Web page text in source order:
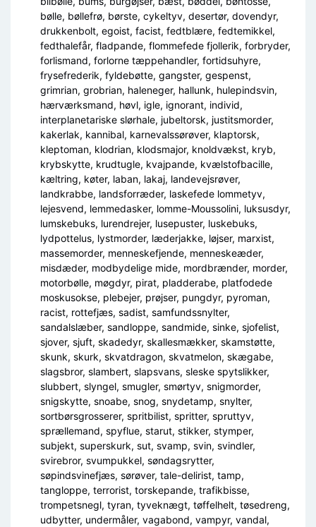
bølle, bøllefrø, børste, cykeltyv, desertør, dovendyr,
drukkenbolt, egoist, facist, fedtblære, fedtemikkel,
fedthalefår, fladpande, flommefede fjollerik, forbryder,
forlismand, forlorne tæppehandler, fortidsuhyre,
frysefrederik, fyldebøtte, gangster, gespenst,
grimrian, grobrian, haleneger, hallunk, hulepindsvin,
hærværksmand, høvl, igle, ignorant, individ,
interplanetariske slørhale, jubeltorsk, justitsmorder,
kakerlak, kannibal, karnevalssørøver, klaptorsk,
kleptoman, klodrian, klodsmajor, knoldvækst, kryb,
krybskytte, krudtugle, kvajpande, kvælstofbacille,
kæltring, køter, laban, lakaj, landevejsrøver,
landkrabbe, landsforræder, laskefede lommetyv,
lejesvend, lemmedasker, lomme-Moussolini, luksusdyr,
lumskebuks, lurendrejer, lusepuster, luskebuks,
lydpottelus, lystmorder, læderjakke, løjser, marxist,
massemorder, menneskefjende, menneskeæder,
misdæder, modbydelige mide, mordbrænder, morder,
motorbølle, møgdyr, pirat, pladderabe, platfodede
moskusokse, plebejer, prøjser, pungdyr, pyroman,
racist, rottefjæs, sadist, samfundssnylter,
sandalslæber, sandloppe, sandmide, sinke, sjofelist,
sjover, sjuft, skadedyr, skallesmækker, skamstøtte,
skunk, skurk, skvatdragon, skvatmelon, skægabe,
slagsbror, slambert, slapsvans, sleske spytslikker,
slubbert, slyngel, smugler, smørtyv, snigmorder,
snigskytte, snoabe, snog, snydetamp, snylter,
sortbørsgrosserer, spritbilist, spritter, spruttyv,
sprællemand, spyflue, starut, stikker, stymper,
subjekt, superskurk, sut, svamp, svin, svindler,
svirebror, svumpukkel, søndagsrytter,
søpindsvinefjæs, sørøver, tale-delirist, tamp,
tangloppe, terrorist, torskepande, trafikbisse,
trompetsnegl, tyran, tyveknægt, tøffelhelt, tøsedreng,
udbytter, undermåler, vagabond, vampyr, vandal,